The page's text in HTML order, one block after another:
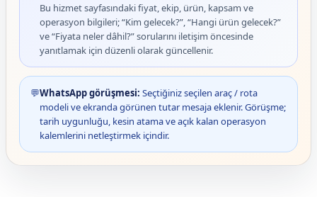
Bu hizmet sayfasındaki fiyat, ekip, ürün, kapsam ve
operasyon bilgileri; “Kim gelecek?”, “Hangi ürün gelecek?”
ve “Fiyata neler dâhil?” sorularını iletişim öncesinde
yanıtlamak için düzenli olarak güncellenir.
💬WhatsApp görüşmesi: Seçtiğiniz seçilen araç / rota
modeli ve ekranda görünen tutar mesaja eklenir. Görüşme;
tarih uygunluğu, kesin atama ve açık kalan operasyon
kalemlerini netleştirmek içindir.